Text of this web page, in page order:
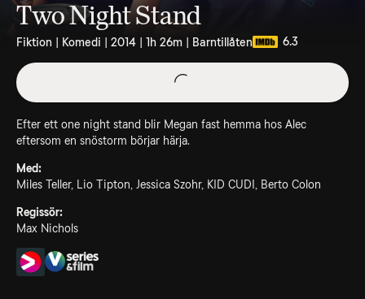
Two Night Stand
Fiktion | Komedi | 2014 | 1h 26m | Barntillåten 6.3
Efter ett one night stand blir Megan fast hemma hos Alec
eftersom en snöstorm börjar härja.
Med:
Miles Teller, Lio Tipton, Jessica Szohr, KID CUDI, Berto Colon
Regissör:
Max Nichols